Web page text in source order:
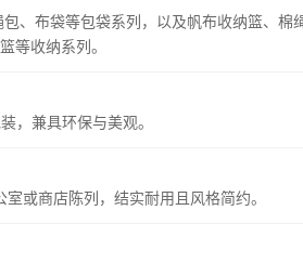
、布袋等包袋系列，以及帆布收纳篮、棉
等收纳系列。
，兼具环保与美观。
或商店陈列，结实耐用且风格简约。